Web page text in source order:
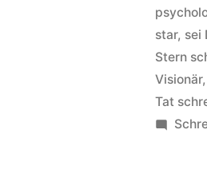
star, sei
Stern
Visionär
Tat